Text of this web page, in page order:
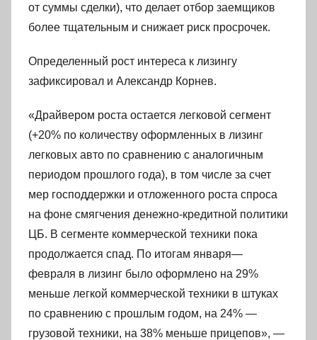
от суммы сделки), что делает отбор заемщиков
более тщательным и снижает риск просрочек.
Определенный рост интереса к лизингу
зафиксировал и Александр Корнев.
«Драйвером роста остается легковой сегмент
(+20% по количеству оформленных в лизинг
легковых авто по сравнению с аналогичным
периодом прошлого года), в том числе за счет
мер господдержки и отложенного роста спроса
на фоне смягчения денежно-кредитной политики
ЦБ. В сегменте коммерческой техники пока
продолжается спад. По итогам января—
февраля в лизинг было оформлено на 29%
меньше легкой коммерческой техники в штуках
по сравнению с прошлым годом, на 24% —
грузовой техники, на 38% меньше прицепов», —